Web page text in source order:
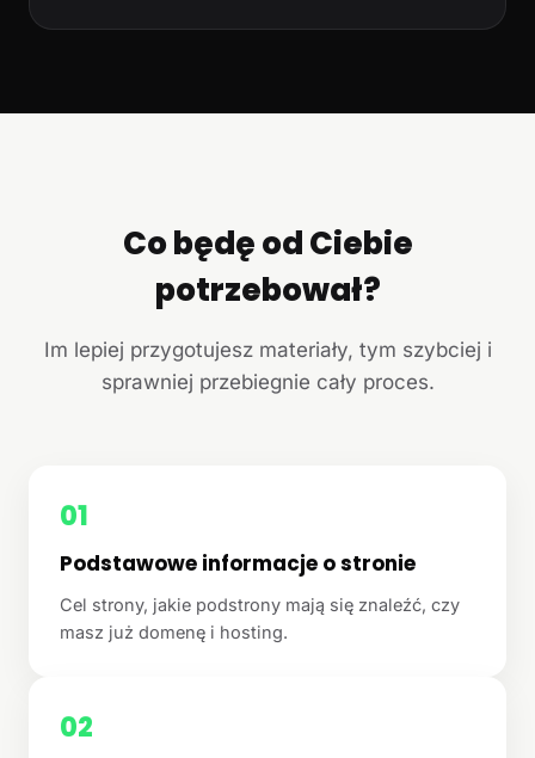
Co będę od Ciebie
potrzebował?
Im lepiej przygotujesz materiały, tym szybciej i
sprawniej przebiegnie cały proces.
01
Podstawowe informacje o stronie
Cel strony, jakie podstrony mają się znaleźć, czy
masz już domenę i hosting.
02